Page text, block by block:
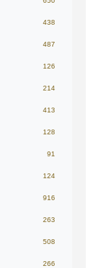
438
487
126
214
413
128
91
124
916
263
508
266